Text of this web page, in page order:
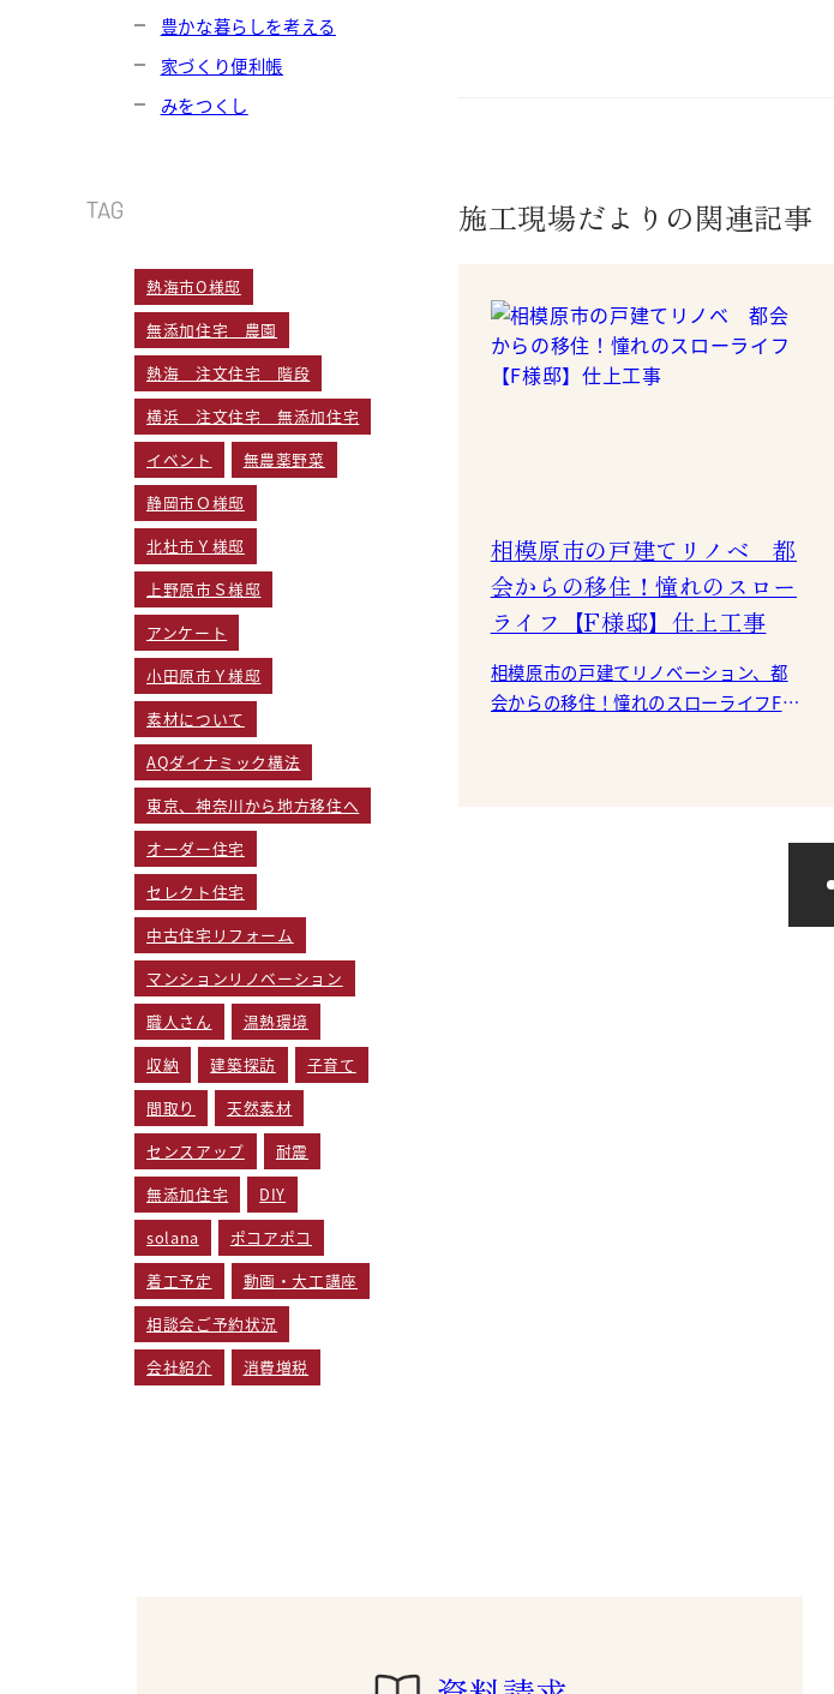
施工現場だよりの関連記事
相模原市の戸建てリノベ 都
会からの移住！憧れのスロー
ライフ【F様邸】仕上工事
相模原市の戸建てリノベーション、都
会からの移住！憧れのスローライフF様
豊かな暮らしを考える
家づくり便利帳
みをつくし
TAG
熱海市O様邸
無添加住宅 農園
熱海 注文住宅 階段
横浜 注文住宅 無添加住宅
イベント
無農薬野菜
静岡市Ｏ様邸
北杜市Ｙ様邸
上野原市Ｓ様邸
アンケート
小田原市Ｙ様邸
素材について
AQダイナミック構法
東京、神奈川から地方移住へ
オーダー住宅
セレクト住宅
中古住宅リフォーム
マンションリノベーション
職人さん
温熱環境
収納
建築探訪
子育て
間取り
天然素材
センスアップ
耐震
無添加住宅
DIY
solana
ポコアポコ
着工予定
動画・大工講座
相談会ご予約状況
会社紹介
消費増税